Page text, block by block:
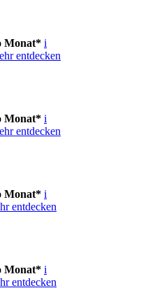
Monat* i
entdecken
Monat* i
entdecken
Monat* i
entdecken
Monat* i
entdecken